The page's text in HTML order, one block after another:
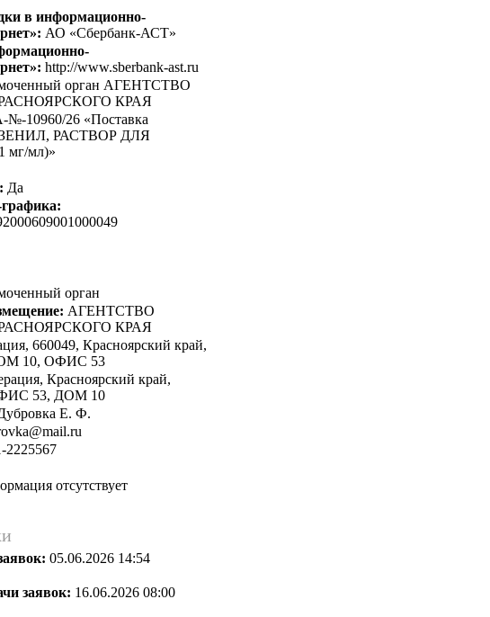
в информационно-
АО «Сбербанк-АСТ»
http://www.sberbank-ast.ru
орган АГЕНТСТВО
КРАЯ
№-10960/26 «Поставка
РАСТВОР ДЛЯ
мл)»
Да
графика:
орган
АГЕНТСТВО
КРАЯ
660049, Красноярский край,
10, ОФИС 53
Красноярский край,
53, ДОМ 10
Е. Ф.
2225567
отсутствует
05.06.2026 14:54
заявок: 16.06.2026 08:00